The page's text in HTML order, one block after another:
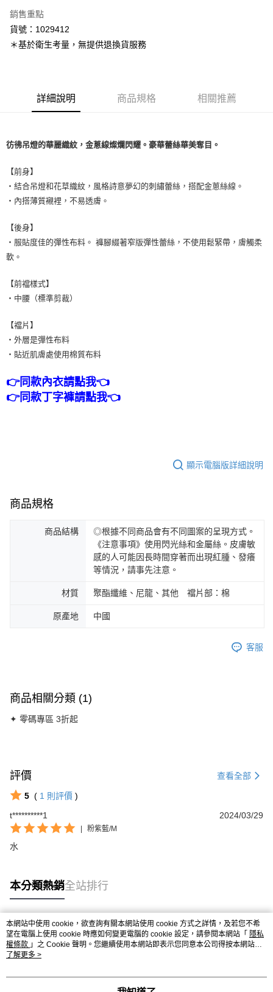
運送方式
全家取貨付款
每筆NT$80，滿NT$1,500(含以上)免運費
<無合作配送請勿選取>萊爾富取貨付款
每筆NT$9,999
7-11取貨付款
付款後7-11取貨
每筆NT$80，滿NT$1,500(含以上)免運費
每筆NT$100，滿NT$1,500(含以上)免運費
每筆NT$200，滿NT$1,500(含以上)免運費
銷售重點
貨號：1029412
＊基於衛生考量，無提供退換貨服務
詳細說明 商品規格 相關推薦
彷彿吊燈的華麗織紋，金蔥線燦爛閃耀。豪華蕾絲華美奪目。
【前身】
・結合吊燈和花草織紋，風格詩意夢幻的刺繡蕾絲，搭配金蔥絲線。
・內搭薄質襯裡，不易透膚。
【後身】
・服貼度佳的彈性布料。 褲腳綴著窄版彈性蕾絲，不使用鬆緊帶，膚觸柔
軟。
【前襠樣式】
・中腰（標準剪裁）
【襠片】
・外層是彈性布料
・貼近肌膚處使用棉質布料
👉同款內衣請點我👈
👉同款丁字褲請點我👈
顯示電腦版詳細說明
商品規格
商品結構
◎根據不同商品會有不同圖案的呈現方式。
《注意事項》使用閃光絲和金屬絲。皮膚敏
感的人可能因長時間穿著而出現紅腫、發癢
等情況，請事先注意。
材質 聚酯纖維、尼龍、其他 襠片部：棉
原產地 中國
客服
商品相關分類 (1)
✦ 零碼專區 3折起
評價 查看全部
5 ( 1 則評價 )
t**********1
2024/03/29
粉紫藍/M
水
本分類熱銷全站排行
熱門標籤
本網站中使用 cookie，欲查詢有關本網站使用 cookie 方式之詳情，及若您不希
望在電腦上使用 cookie 時應如何變更電腦的 cookie 設定，請參閱本網站「 隱私
權條款 」之 Cookie 聲明。您繼續使用本網站即表示您同意本公司得按本網站使
用條款之 Cookie 聲明使用 cookie。
了解更多 >